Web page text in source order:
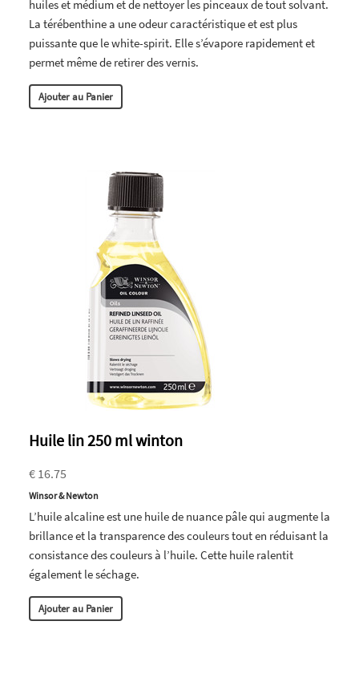
huiles et médium et de nettoyer les pinceaux de tout solvant.
La térébenthine a une odeur caractéristique et est plus
puissante que le white-spirit. Elle s’évapore rapidement et
permet même de retirer des vernis.
Ajouter au Panier
Huile lin 250 ml winton
€ 16.75
Winsor & Newton
L’huile alcaline est une huile de nuance pâle qui augmente la
brillance et la transparence des couleurs tout en réduisant la
consistance des couleurs à l’huile. Cette huile ralentit
également le séchage.
Ajouter au Panier